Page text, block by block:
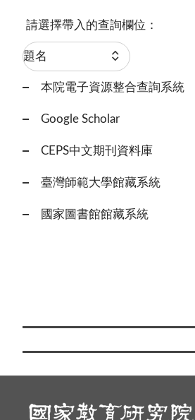
請選擇帶入的查詢欄位：
本院電子資源整合查詢系統
Google Scholar
CEPS中文期刊資料庫
臺灣師範大學館藏系統
國家圖書館館藏系統